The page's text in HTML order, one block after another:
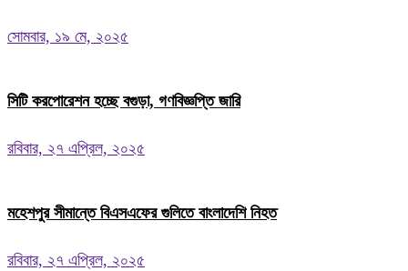
সোমবার, ১৯ মে, ২০২৫
সিটি করপোরেশন হচ্ছে বগুড়া, গণবিজ্ঞপ্তি জারি
রবিবার, ২৭ এপ্রিল, ২০২৫
মহেশপুর সীমান্তে বিএসএফের গুলিতে বাংলাদেশি নিহত
রবিবার, ২৭ এপ্রিল, ২০২৫